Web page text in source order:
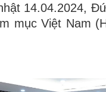
14.04.2024,
mục Việt Nam